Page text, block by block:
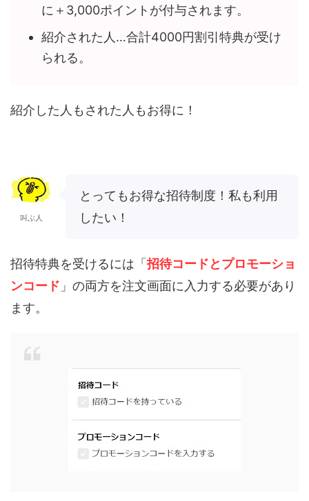
に＋3,000ポイントが付与されます。
紹介された人…合計4000円割引特典が受け
られる。
紹介した人もされた人もお得に！
叫ぶ人
とってもお得な招待制度！私も利用
したい！
招待特典を受けるには「招待コードとプロモーショ
ンコード 」の両方を注文画面に入力する必要があり
ます。